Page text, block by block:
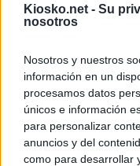
Kiosko.net - Su
nosotros
Nosotros y nuestros
información en un
procesamos datos
únicos e información
para personalizar
anuncios y del
como para desarrollar